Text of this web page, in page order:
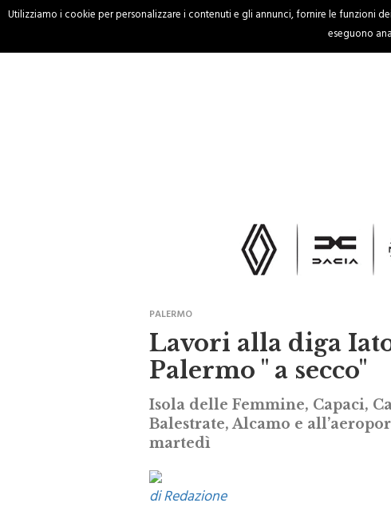
HOME CRONACA
PALERMO
Lavori alla diga
Palermo " a secco"
Isola delle Femmine, Capaci,
Balestrate, Alcamo e
martedì
di Redazione
Utilizziamo i cookie per personalizzare i contenuti e gli annunci, fornire le funzioni
eseguono